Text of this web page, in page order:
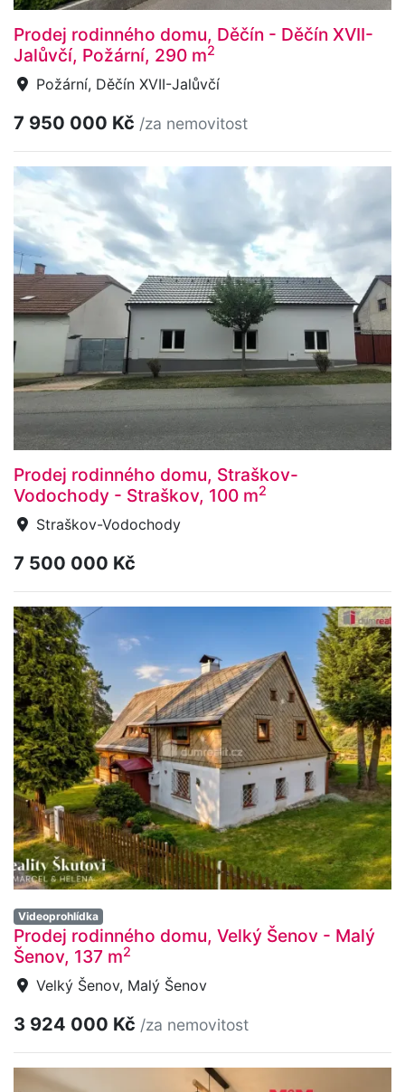
Prodej rodinného domu, Děčín - Děčín XVII-
Jalůvčí, Požární, 290 m2
Požární, Děčín XVII-Jalůvčí
7 950 000 Kč /za nemovitost
Prodej rodinného domu, Straškov-
Vodochody - Straškov, 100 m2
Straškov-Vodochody
7 500 000 Kč
Videoprohlídka
Prodej rodinného domu, Velký Šenov - Malý
Šenov, 137 m2
Velký Šenov, Malý Šenov
3 924 000 Kč /za nemovitost